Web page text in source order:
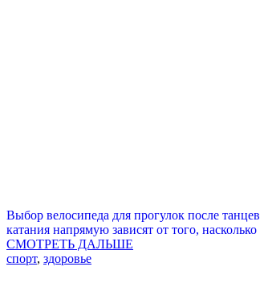
Выбор велосипеда для прогулок после
катания напрямую зависят от того,
СМОТРЕТЬ ДАЛЬШЕ
спорт, здоровье